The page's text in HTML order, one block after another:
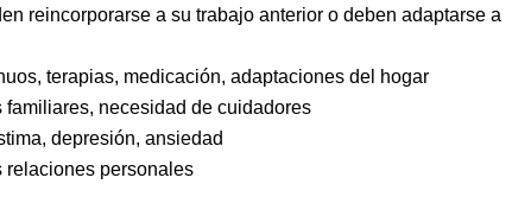
reincorporarse a su trabajo anterior o deben adaptarse a
terapias, medicación, adaptaciones del hogar
necesidad de cuidadores
depresión, ansiedad
relaciones personales